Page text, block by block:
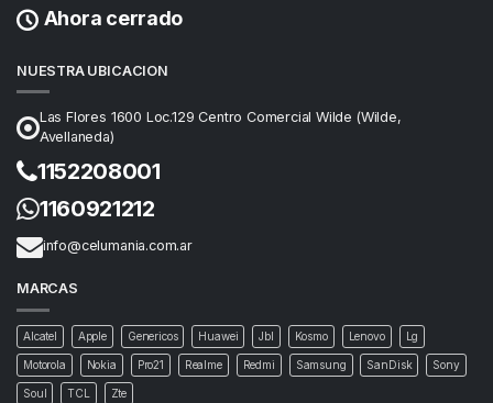
Ahora cerrado
NUESTRA UBICACION
Las Flores 1600 Loc.129 Centro Comercial Wilde (Wilde,
Avellaneda)
1152208001
1160921212
info@celumania.com.ar
MARCAS
Alcatel Apple Genericos Huawei Jbl Kosmo Lenovo Lg
Motorola Nokia Pro21 Realme Redmi Samsung SanDisk Sony
Soul TCL Zte